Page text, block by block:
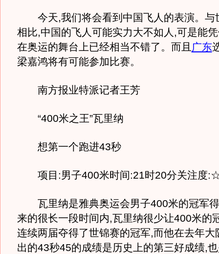
今天,我们将会看到中国飞人的表演。与
相比,中国的飞人可能实力大不如人,可是能
在奥运的舞台上已经相当不错了。而且广东
梁嘉鸿将有可能参加比赛。
南方报业特派记者王芳
“400米之王”瓦里纳
想第一个跑进43秒
项目:男子400米时间:21时20分关注
瓦里纳是雅典奥运会男子400米的冠军
来的很长一段时间内,瓦里纳很少让400米的
连续两届夺得了世锦赛的冠军,而他在去年大
出的43秒45的成绩是历史上的第三好成绩,